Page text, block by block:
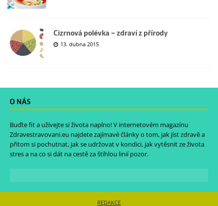
Cizrnová polévka – zdraví z přírody
13. dubna 2015
O NÁS
Buďte fit a užívejte si života naplno! V internetovém magazínu
Zdravestravovani.eu najdete zajímavé články o tom, jak jíst zdravě a
přitom si pochutnat, jak se udržovat v kondici, jak vytěsnit ze života
stres a na co si dát na cestě za štíhlou linií pozor.
REDAKCE